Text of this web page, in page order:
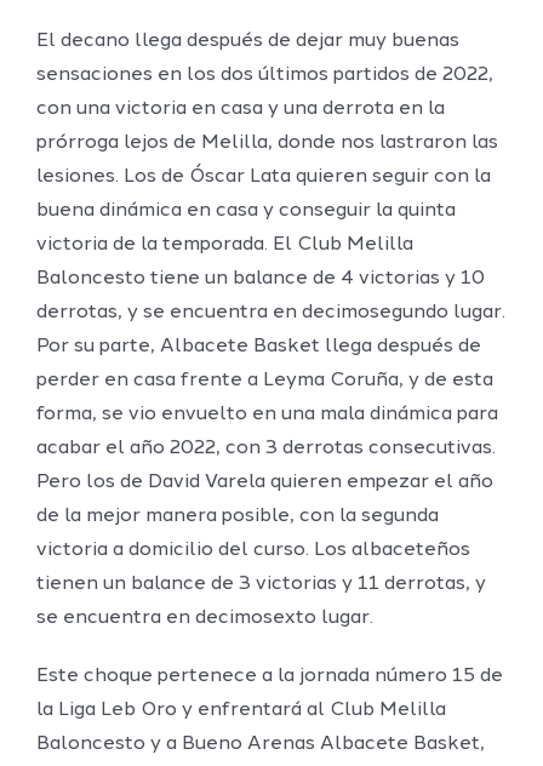
El decano llega después de dejar muy buenas
sensaciones en los dos últimos partidos de 2022,
con una victoria en casa y una derrota en la
prórroga lejos de Melilla, donde nos lastraron las
lesiones. Los de Óscar Lata quieren seguir con la
buena dinámica en casa y conseguir la quinta
victoria de la temporada. El Club Melilla
Baloncesto tiene un balance de 4 victorias y 10
derrotas, y se encuentra en decimosegundo lugar.
Por su parte, Albacete Basket llega después de
perder en casa frente a Leyma Coruña, y de esta
forma, se vio envuelto en una mala dinámica para
acabar el año 2022, con 3 derrotas consecutivas.
Pero los de David Varela quieren empezar el año
de la mejor manera posible, con la segunda
victoria a domicilio del curso. Los albaceteños
tienen un balance de 3 victorias y 11 derrotas, y
se encuentra en decimosexto lugar.
Este choque pertenece a la jornada número 15 de
la Liga Leb Oro y enfrentará al Club Melilla
Baloncesto y a Bueno Arenas Albacete Basket,